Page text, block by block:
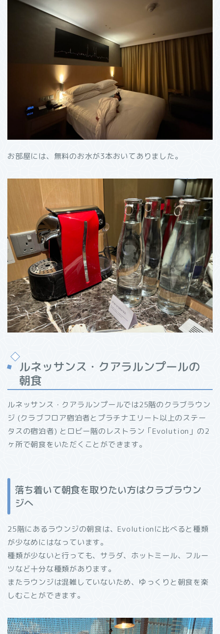
お部屋には、無料のお水が3本おいてありました。
ルネッサンス・クアラルンプールの
朝食
ルネッサンス・クアラルンプールでは25階のクラブラウン
ジ (クラブフロア宿泊者とプラチナエリート以上のステー
タスの宿泊者) とロビー階のレストラン「Evolution」の2
ヶ所で朝食をいただくことができます。
落ち着いて朝食を取りたい方はクラブラウン
ジへ
25階にあるラウンジの朝食は、Evolutionに比べると種類
が少なめにはなっています。
種類が少ないと行っても、サラダ、ホットミール、フルー
ツなど十分な種類があります。
またラウンジは混雑していないため、ゆっくりと朝食を楽
しむことができます。